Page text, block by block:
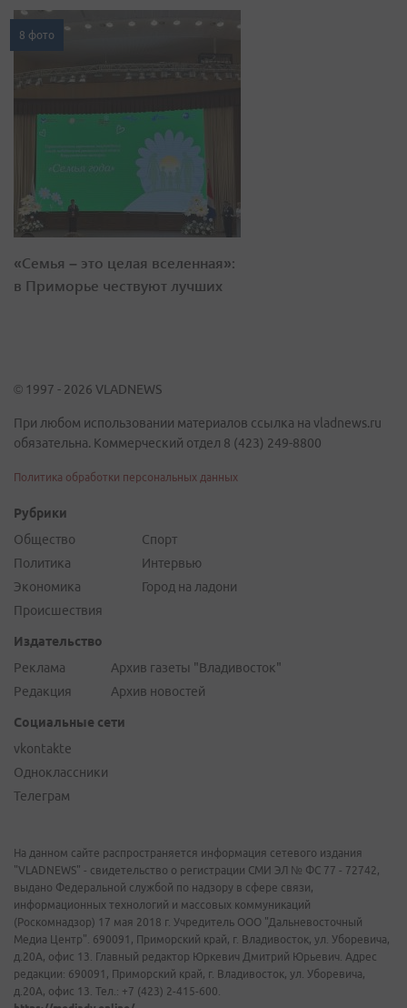
8 фото
«Семья – это целая вселенная»:
в Приморье чествуют лучших
© 1997 - 2026 VLADNEWS
При любом использовании материалов ссылка на vladnews.ru
обязательна. Коммерческий отдел 8 (423) 249-8800
Политика обработки персональных данных
Рубрики
Общество
Политика
Экономика
Происшествия
Спорт
Интервью
Город на ладони
Издательство
Реклама
Редакция
Архив газеты "Владивосток"
Архив новостей
Социальные сети
vkontakte
Одноклассники
Телеграм
На данном сайте распространяется информация сетевого издания
"VLADNEWS" - свидетельство о регистрации СМИ ЭЛ № ФС 77 - 72742,
выдано Федеральной службой по надзору в сфере связи,
информационных технологий и массовых коммуникаций
(Роскомнадзор) 17 мая 2018 г. Учредитель ООО "Дальневосточный
Медиа Центр". 690091, Приморский край, г. Владивосток, ул. Уборевича,
д.20А, офис 13. Главный редактор Юркевич Дмитрий Юрьевич. Адрес
редакции: 690091, Приморский край, г. Владивосток, ул. Уборевича,
д.20А, офис 13. Тел.: +7 (423) 2-415-600.